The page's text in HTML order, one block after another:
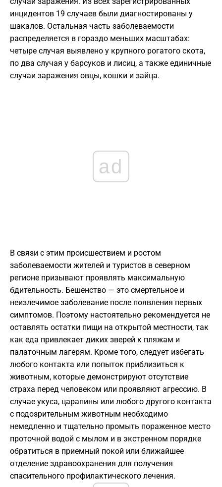
инцидентов 19 случаев были диагностированы у
шакалов. Остальная часть заболеваемости
распределяется в гораздо меньших масштабах:
четыре случая выявлено у крупного рогатого скота,
по два случая у барсуков и лисиц, а также единичные
случаи заражения овцы, кошки и зайца.
ad
В связи с этим происшествием и ростом
заболеваемости жителей и туристов в северном
регионе призывают проявлять максимальную
бдительность. Бешенство — это смертельное и
неизлечимое заболевание после появления первых
симптомов. Поэтому настоятельно рекомендуется не
оставлять остатки пищи на открытой местности, так
как еда привлекает диких зверей к пляжам и
палаточным лагерям. Кроме того, следует избегать
любого контакта или попыток приблизиться к
животным, которые демонстрируют отсутствие
страха перед человеком или проявляют агрессию. В
случае укуса, царапины или любого другого контакта
с подозрительным животным необходимо
немедленно и тщательно промыть пораженное место
проточной водой с мылом и в экстренном порядке
обратиться в приемный покой или ближайшее
отделение здравоохранения для получения
спасительного профилактического лечения.